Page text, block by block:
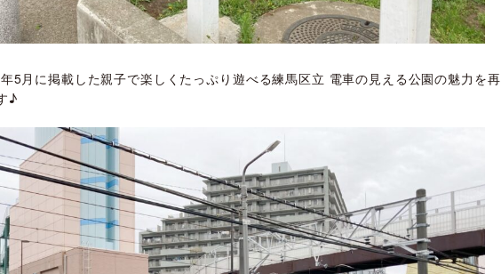
5月に掲載した親子で楽しくたっぷり遊べる練馬区立 電車の見える公園の魅力を再
♪